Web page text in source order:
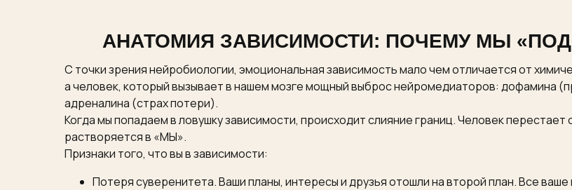
АНАТОМИЯ ЗАВИСИМОСТИ: ПОЧЕМУ МЫ
С точки зрения нейробиологии, эмоциональная зависимость мало чем отличается от
а человек, который вызывает в нашем мозге мощный выброс нейромедиаторов: дофамина
адреналина (страх потери).
Когда мы попадаем в ловушку зависимости, происходит слияние границ. Человек
растворяется в «МЫ».
Признаки того, что вы в зависимости:
Потеря суверенитета. Ваши планы, интересы и друзья отошли на второй план. Все